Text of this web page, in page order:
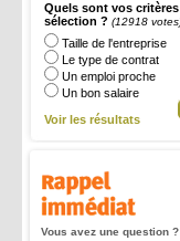
Quels sont vos
sélection ? (12918
Taille de l'entreprise
Le type de contrat
Un emploi proche
Un bon salaire
Voir les résultats
Vous avez une question ?